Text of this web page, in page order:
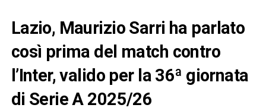
Lazio, Maurizio Sarri ha parlato
così prima del match contro
l’Inter, valido per la 36ª giornata
di Serie A 2025/26